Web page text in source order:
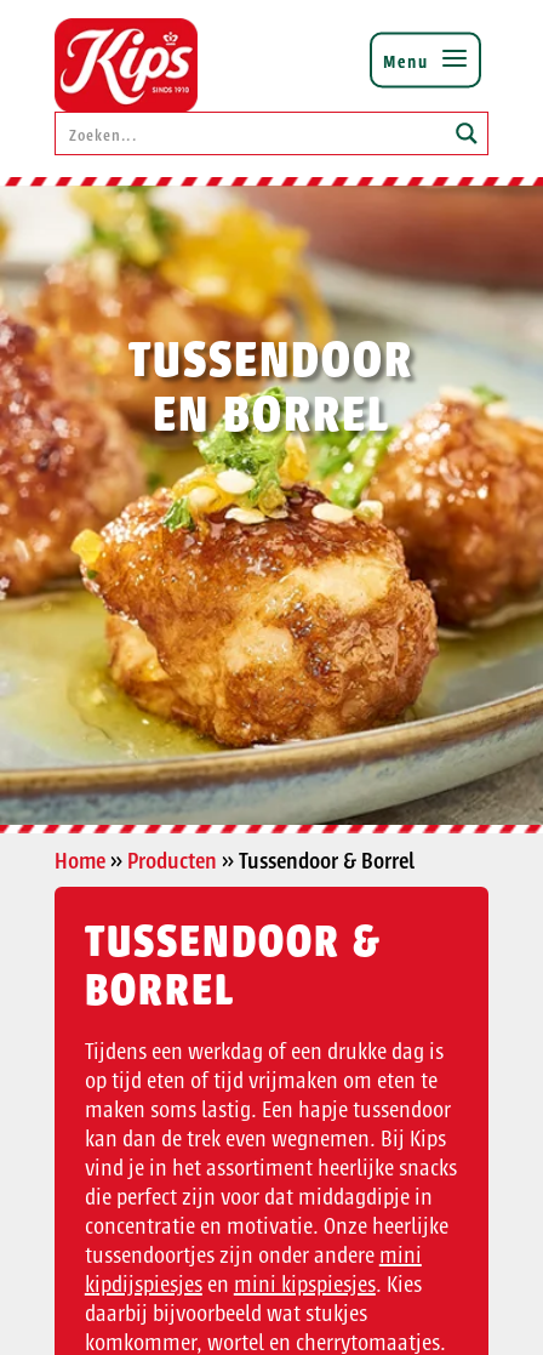
TUSSENDOOR
EN BORREL
Home» Producten »Tussendoor & Borrel
TUSSENDOOR &
BORREL
Tijdens een werkdag of een drukke dag is
op tijd eten of tijd vrijmaken om eten te
maken soms lastig. Een hapje tussendoor
kan dan de trek even wegnemen. Bij Kips
vind je in het assortiment heerlijke snacks
die perfect zijn voor dat middagdipje in
concentratie en motivatie. Onze heerlijke
tussendoortjes zijn onder andere mini
kipdijspiesjesen mini kipspiesjes. Kies
daarbij bijvoorbeeld wat stukjes
komkommer, wortel en cherrytomaatjes.